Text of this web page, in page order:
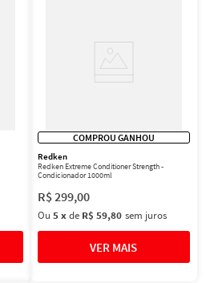
COMPROU GANHOU
Redken
Redken Extreme Conditioner Strength -
Condicionador 1000ml
R$299,00
Ou 5 xde R$ 59,80 sem juros